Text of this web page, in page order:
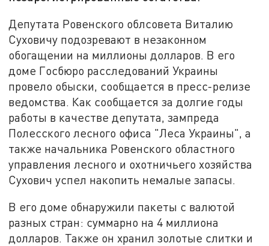
Депутата Ровенского облсовета Виталию
Суховичу подозревают в незаконном
обогащении на миллионы долларов. В его
доме Госбюро расследований Украины
провело обыски, сообщается в пресс-релизе
ведомства. Как сообщается за долгие годы
работы в качестве депутата, зампреда
Полесского лесного офиса "Леса Украины", а
также начальника Ровенского областного
управления лесного и охотничьего хозяйства
Сухович успел накопить немалые запасы.
В его доме обнаружили пакеты с валютой
разных стран: суммарно на 4 миллиона
долларов. Также он хранил золотые слитки и